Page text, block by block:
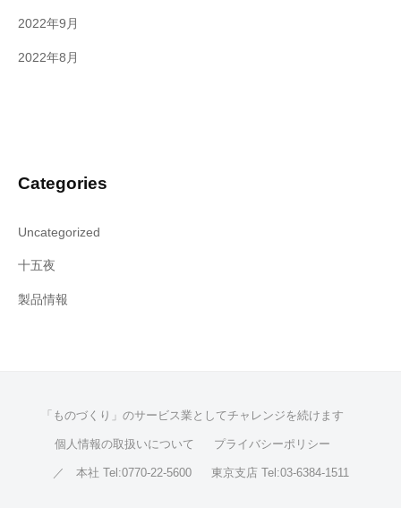
2022年9月
2022年8月
Categories
Uncategorized
十五夜
製品情報
「ものづくり」のサービス業としてチャレンジを続けます
個人情報の取扱いについて プライバシーポリシー
／ 本社 Tel:0770-22-5600 東京支店 Tel:03-6384-1511